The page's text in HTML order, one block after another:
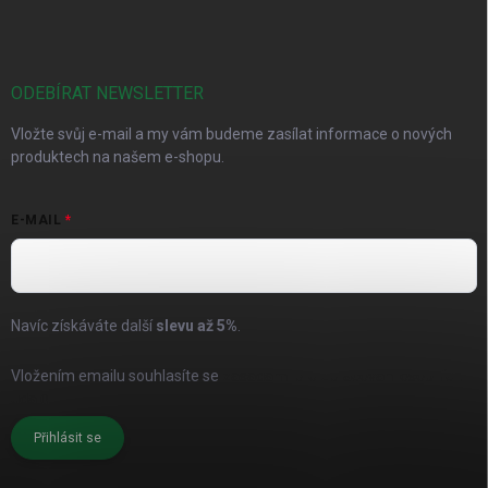
ODEBÍRAT NEWSLETTER
Vložte svůj e-mail a my vám budeme zasílat informace o nových
produktech na našem e-shopu.
E-MAIL
Navíc získáváte další slevu až5%.
Vložením emailu souhlasíte se
Přihlásit se